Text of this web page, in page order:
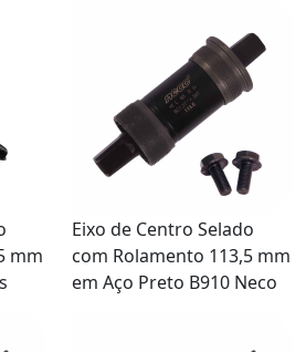
mm
Eixo de Centro Selado
com Rolamento 113,5 mm
em Aço Preto B910 Neco